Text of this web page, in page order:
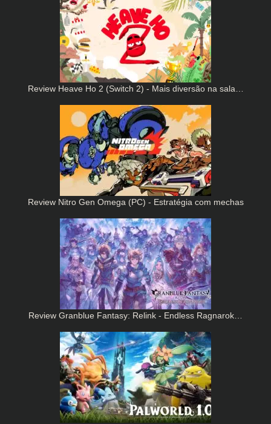
Review Heave Ho 2 (Switch 2) - Mais diversão na sala…
Review Nitro Gen Omega (PC) - Estratégia com mechas
Review Granblue Fantasy: Relink - Endless Ragnarok…